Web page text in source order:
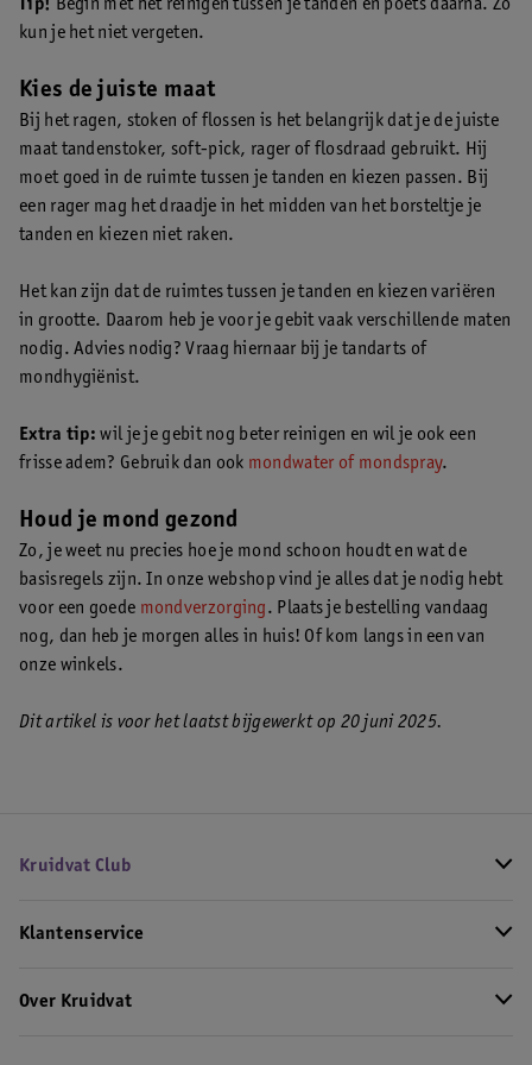
Tip! Begin met het reinigen tussen je tanden en poets daarna. Zo
kun je het niet vergeten.
Kies de juiste maat
Bij het ragen, stoken of flossen is het belangrijk dat je de juiste
maat tandenstoker, soft-pick, rager of flosdraad gebruikt. Hij
moet goed in de ruimte tussen je tanden en kiezen passen. Bij
een rager mag het draadje in het midden van het borsteltje je
tanden en kiezen niet raken.
Het kan zijn dat de ruimtes tussen je tanden en kiezen variëren
in grootte. Daarom heb je voor je gebit vaak verschillende maten
nodig. Advies nodig? Vraag hiernaar bij je tandarts of
mondhygiënist.
Extra tip: wil je je gebit nog beter reinigen en wil je ook een
frisse adem? Gebruik dan ook mondwater of mondspray.
Houd je mond gezond
Zo, je weet nu precies hoe je mond schoon houdt en wat de
basisregels zijn. In onze webshop vind je alles dat je nodig hebt
voor een goede mondverzorging. Plaats je bestelling vandaag
nog, dan heb je morgen alles in huis! Of kom langs in een van
onze winkels.
Dit artikel is voor het laatst bijgewerkt op 20 juni 2025.
Kruidvat Club
Klantenservice
Over Kruidvat